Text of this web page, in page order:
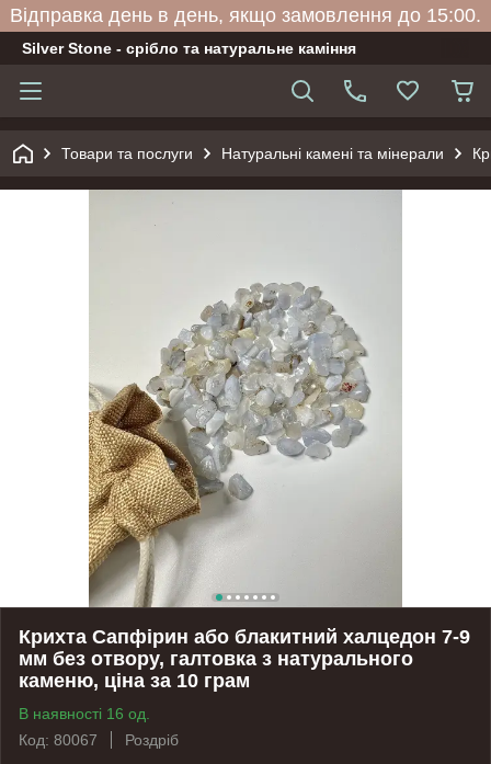
Відправка день в день, якщо замовлення до 15:00.
Silver Stone - срібло та натуральне каміння
Товари та послуги Натуральні камені та мінерали
Крихта Сапфірин або блакитний халцедон 7-9
мм без отвору, галтовка з натурального
каменю, ціна за 10 грам
В наявності 16 од.
Код: 80067
Роздріб